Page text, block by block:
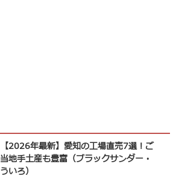
【2026年最新】愛知の工場直売7選！ご
当地手土産も豊富（ブラックサンダー・
ういろ）